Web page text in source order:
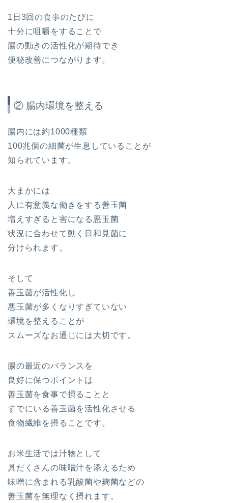
1日3回の食事のたびに
十分に咀嚼をすることで
腸の動きの活性化が期待でき
便秘改善につながります。
② 腸内環境を整える
腸内には約1000種類
100兆個の細菌が生息していることが
知られています。
大まかには
人に有意義な働きをする善玉菌
増えすぎると害になる悪玉菌
状況に合わせて動く日和見菌に
分けられます。
そして
善玉菌が活性化し
悪玉菌が多くなりすぎていない
環境を整えることが
スムーズなお通じには大切です。
腸の最近のバランスを
良好に保つポイントは
善玉菌を食事で摂ることと
すでにいる善玉菌を活性化させる
食物繊維を摂ることです。
お米生活では汁物として
具だくさんの味噌汁を添えるため
味噌に含まれる乳酸菌や麹菌などの
善玉菌を無理なく摂れます。